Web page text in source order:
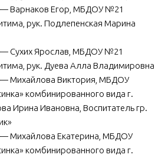
— Варнаков Егор, МБДОУ №21
рук. Подлепенская Марина
— Сухих Ярослав, МБДОУ №21
рук. Дуева Алла Владимировна
— Михайлова Виктория, МБДОУ
комбинированного вида г.
Ирина Ивановна, Воспитатель гр.
— Михайлова Екатерина, МБДОУ
комбинированного вида г.